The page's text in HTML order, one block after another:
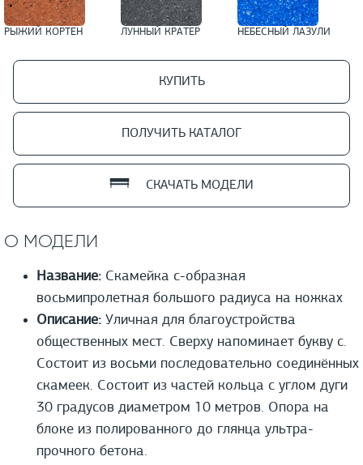
РЫЖИЙ КОРТЕН ЛУННЫЙ КРАТЕР НЕБЕСНЫЙ ЛАЗУЛИ
КУПИТЬ
ПОЛУЧИТЬ КАТАЛОГ
СКАЧАТЬ МОДЕЛИ
О МОДЕЛИ
Название: Скамейка с-образная
восьмипролетная большого радиуса на ножках
Описание: Уличная для благоустройства
общественных мест. Сверху напоминает букву с.
Состоит из восьми последовательно соединённых
скамеек. Состоит из частей кольца с углом дуги
30 градусов диаметром 10 метров. Опора на
блоке из полированного до глянца ультра-
прочного бетона.